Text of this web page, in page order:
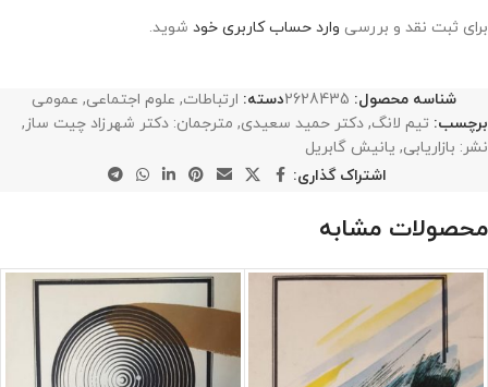
برای ثبت نقد و بررسی وارد حساب کاربری خود شوید.
شناسه محصول: 2628435دسته: ارتباطات, علوم اجتماعی, عمومی
برچسب: تیم لانگ, دکتر حمید سعیدی, مترجمان: دکتر شهرزاد چیت ساز,
نشر: بازاریابی, یانیش گابریل
اشتراک گذاری:
محصولات مشابه